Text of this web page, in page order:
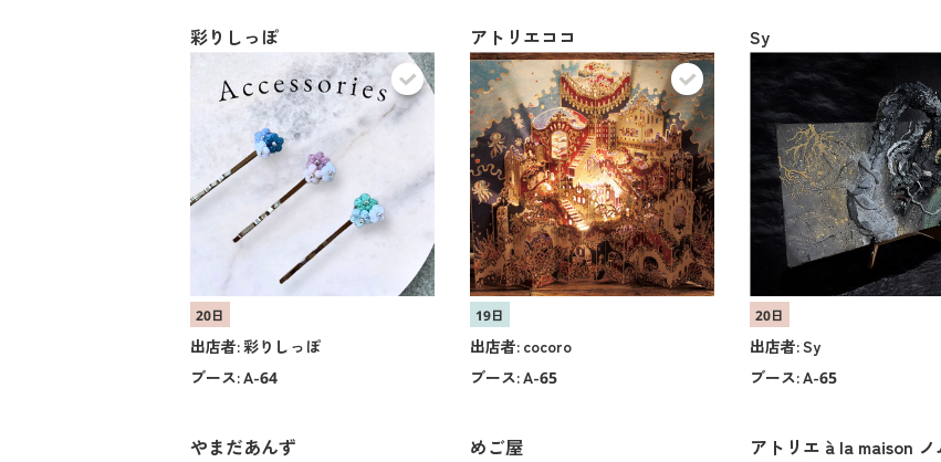
彩りしっぽ
20日
出店者:彩りしっぽ
ブース:A-64
アトリエココ
19日
出店者: cocoro
ブース:A-65
Sy
20日
出店者:Sy
ブース:A-65
やまだあんず めご屋